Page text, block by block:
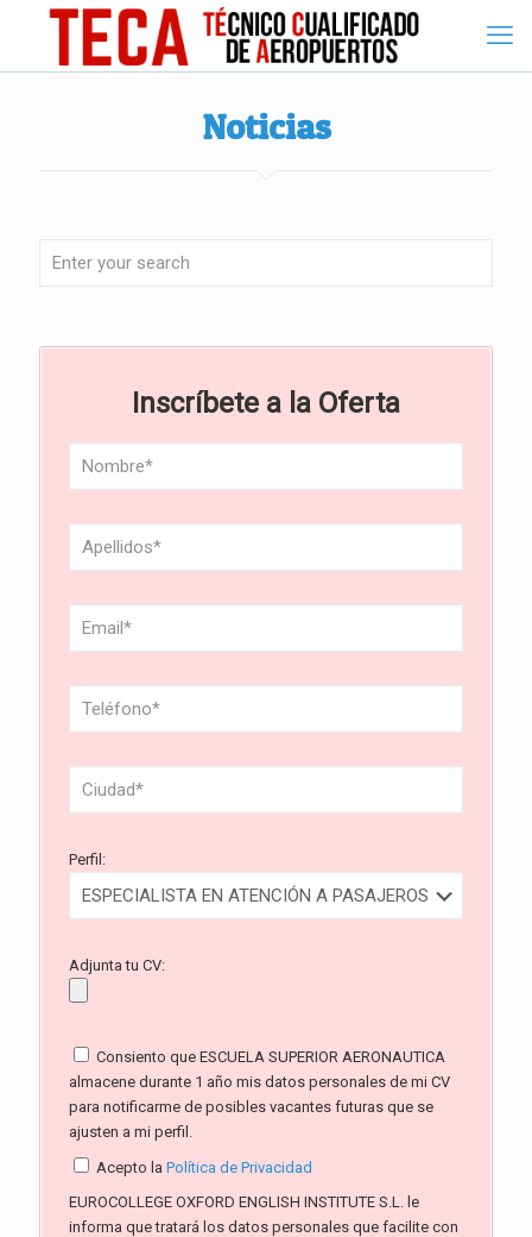
Noticias
Inscríbete a la Oferta
Perfil:
Adjunta tu CV:
Consiento que ESCUELA SUPERIOR AERONAUTICA
almacene durante 1 año mis datos personales de mi CV
para notificarme de posibles vacantes futuras que se
ajusten a mi perfil.
Acepto la Política de Privacidad
EUROCOLLEGE OXFORD ENGLISH INSTITUTE S.L. le
informa que tratará los datos personales que facilite con